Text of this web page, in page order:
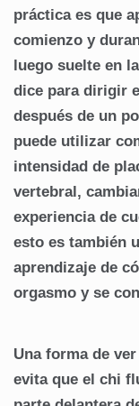
práctica es que
comienzo y
luego suelte en
dice para dirigir
después de un
puede utilizar
intensidad de
vertebral,
experiencia de
esto es también
aprendizaje de
orgasmo y se
Una forma de
evita que el chi